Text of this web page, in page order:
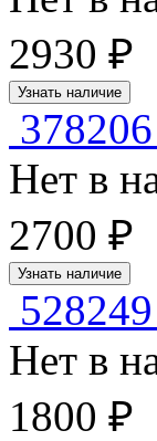
2930 ₽
Узнать наличие
Нет в
2700 ₽
Узнать наличие
Нет в
1800 ₽